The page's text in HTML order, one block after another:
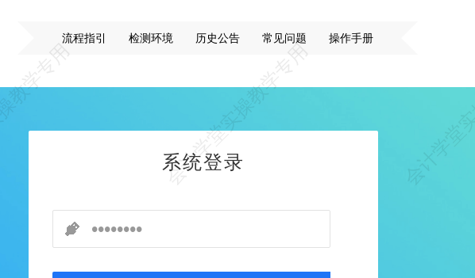
流程指引 检测环境 历史公告 常见问题 操作手册
系统登录